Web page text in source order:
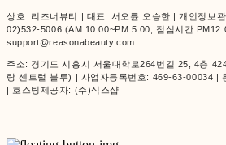
상호: 리즈너뷰티 | 대표: 서오륜 오승한 | 개인정보
02)532-5006 (AM 10:00~PM 5:00, 점심시간
support@reasonabeauty.com
주소: 경기도 시흥시 서울대학로264번길 25, 4층
랑 센트럴 블루) | 사업자등록번호: 469-63-00034 |
| 호스팅제공자: (주)식스샵